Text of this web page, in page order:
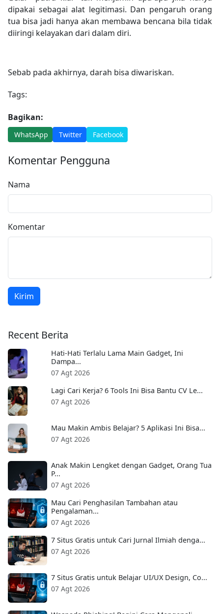
dipakai sebagai alat legitimasi. Dan pengaruh orang
tua bisa jadi hanya akan membawa bencana bila tidak
diiringi kelayakan dari dalam diri.
Sebab pada akhirnya, darah bisa diwariskan.
Tags:
Bagikan:
WhatsApp Twitter Facebook
Komentar Pengguna
Nama
Komentar
Kirim
Recent Berita
Hati-Hati Terlalu Lama Main Gadget, Ini
Dampa...
07 Agt 2026
Lagi Cari Kerja? 6 Tools Ini Bisa Bantu CV Le...
07 Agt 2026
Mau Makin Ambis Belajar? 5 Aplikasi Ini Bisa...
07 Agt 2026
Anak Makin Lengket dengan Gadget, Orang Tua
P...
07 Agt 2026
Mau Cari Penghasilan Tambahan atau
Pengalaman...
07 Agt 2026
7 Situs Gratis untuk Cari Jurnal Ilmiah denga...
07 Agt 2026
7 Situs Gratis untuk Belajar UI/UX Design, Co...
07 Agt 2026